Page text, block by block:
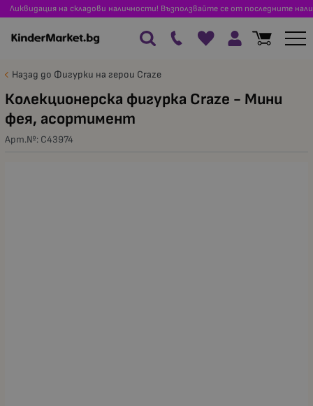
Ликвидация на складови наличности! Възползвайте се от последните
Назад до Фигурки на герои Craze
Колекционерска фигурка Craze - Мини
фея, асортимент
Арт.№: C43974